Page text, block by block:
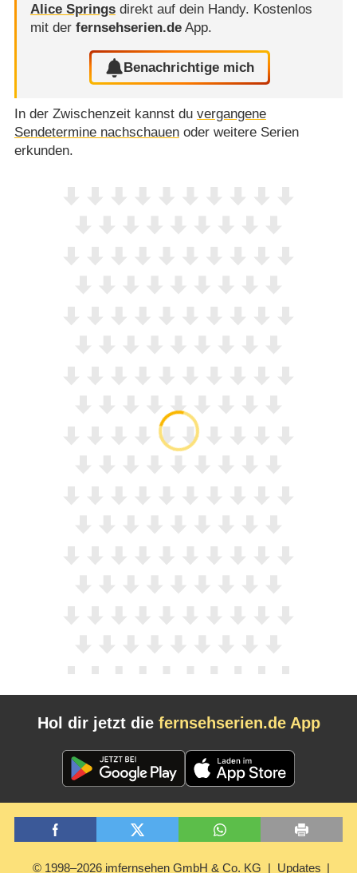
Alice Springsdirekt auf dein Handy. Kostenlos
mit der fernsehserien.deApp.
Benachrichtige mich
In der Zwischenzeit kannst du vergangene
Sendetermine nachschauenoder weitere Serien
erkunden.
Hol dir jetzt die fernsehserien.de App
© 1998–2026 imfernsehen GmbH & Co. KG Updates